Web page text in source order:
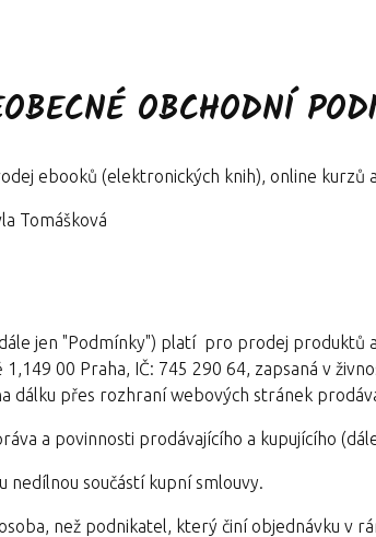
OBCHODNÍ
ebooků (elektronických knih), online kurzů
Tomášková
jen "Podmínky") platí pro prodej produktů
00 Praha, IČ: 745 290 64, zapsaná v
dálku přes rozhraní webových stránek
a povinnosti prodávajícího a kupujícího
nedílnou součástí kupní smlouvy.
než podnikatel, který činí objednávku v